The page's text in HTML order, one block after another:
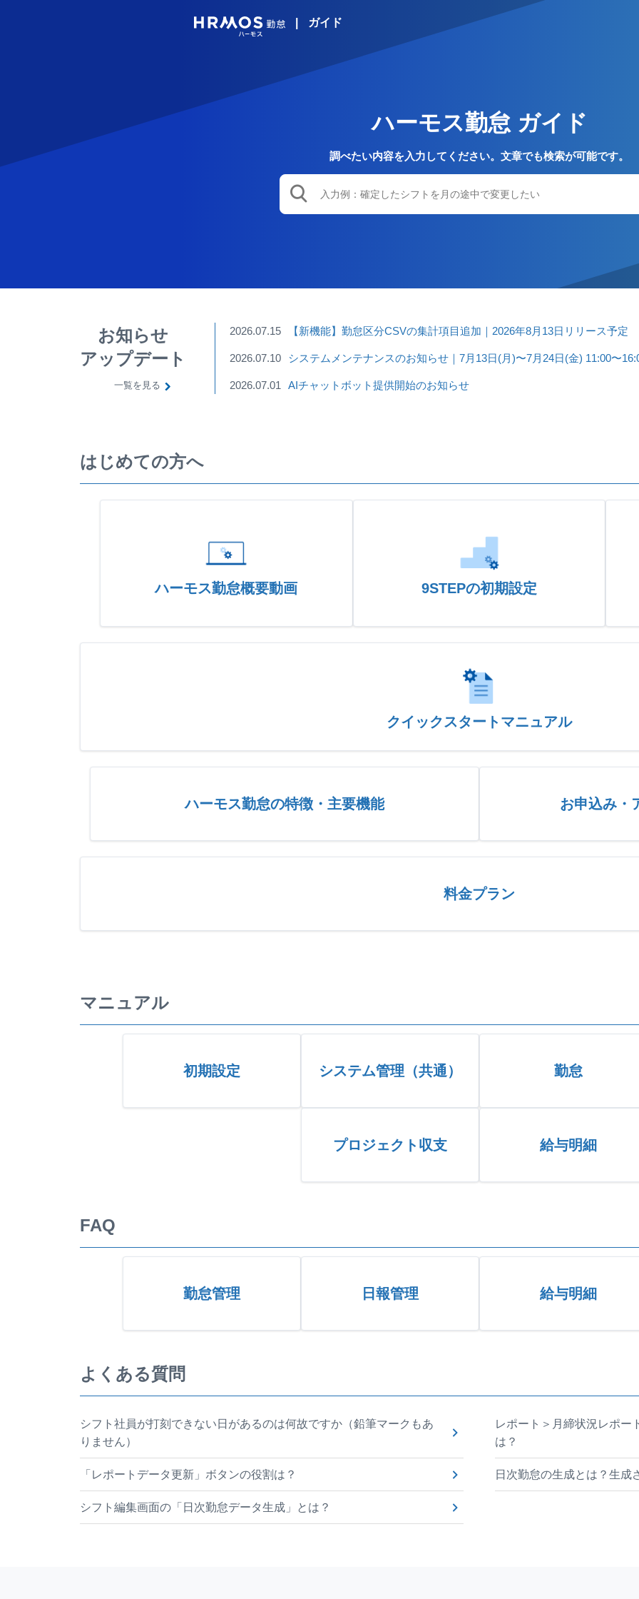
HRMOSガイド
ハーモス勤怠 ガイド
調べたい内容を入力してください。文章でも検索が可能です。
お知らせ
アップデート
一覧を見る
2026.07.15 【新機能】勤怠区分CSVの集計項目追加｜2026年8月13日リリース予定
2026.07.10 システムメンテナンスのお知らせ｜7月13日(月)〜7月24日(金) 11:00〜
2026.07.01 AIチャットボット提供開始のお知らせ
はじめての方へ
ハーモス勤怠概要動画 9STEPの初期設定
クイックスタートマニュアル
ハーモス勤怠の特徴・主要機能 お申込み・
料金プラン
マニュアル
初期設定 システム管理（共通） 勤怠
プロジェクト収支 給与明細
FAQ
勤怠管理 日報管理 給与明細
よくある質問
シフト社員が打刻できない日があるのは何故ですか（鉛筆マークもあ
りません）
レポート＞月締状況レポー
は？
「レポートデータ更新」ボタンの役割は？ 日次勤怠の生成とは？生成
シフト編集画面の「日次勤怠データ生成」とは？